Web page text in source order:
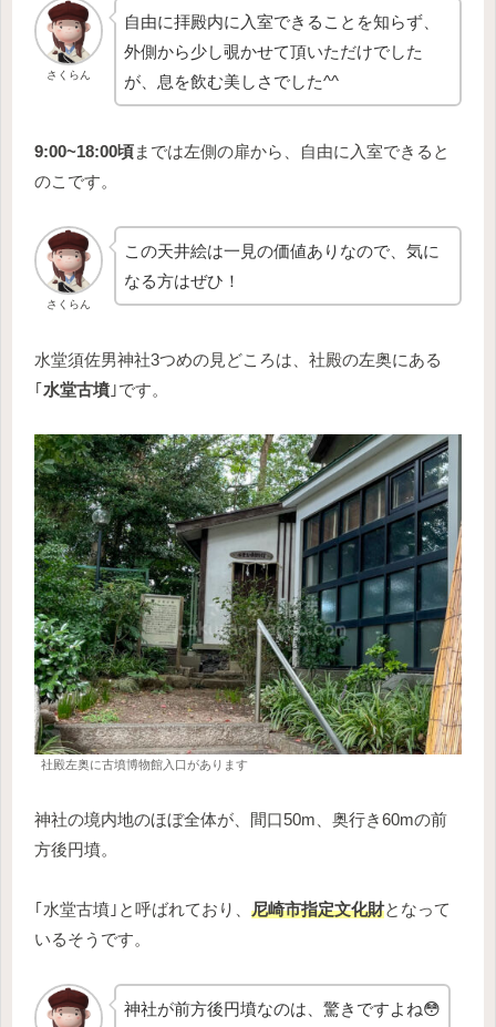
さくらん
自由に拝殿内に入室できることを知らず、
外側から少し覗かせて頂いただけでした
が、息を飲む美しさでした^^
9:00~18:00頃までは左側の扉から、自由に入室できると
のこです。
さくらん
この天井絵は一見の価値ありなので、気に
なる方はぜひ！
水堂須佐男神社3つめの見どころは、社殿の左奥にある
｢水堂古墳 ｣です。
社殿左奥に古墳博物館入口があります
神社の境内地のほぼ全体が、間口50m、奥行き60mの前
方後円墳。
｢水堂古墳｣と呼ばれており、 尼崎市指定文化財となって
いるそうです。
神社が前方後円墳なのは、驚きですよね😳